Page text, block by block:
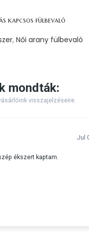
kapcsos fülbevaló
, Női arany fülbevaló